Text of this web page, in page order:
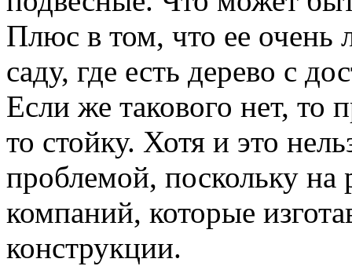
Плюс в том, что ее очень
саду, где есть дерево с
Если же такового нет, то
то стойку. Хотя и это
проблемой, поскольку на
компаний, которые
конструкции.